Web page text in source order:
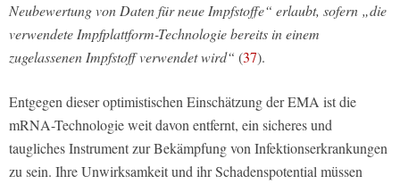
Neubewertung von Daten für neue Impfstoffe“ erlaubt, sofern „die
verwendete Impfplattform-Technologie bereits in einem
zugelassenen Impfstoff verwendet wird“ (37).
Entgegen dieser optimistischen Einschätzung der EMA ist die
mRNA-Technologie weit davon entfernt, ein sicheres und
taugliches Instrument zur Bekämpfung von Infektionserkrankungen
zu sein. Ihre Unwirksamkeit und ihr Schadenspotential müssen